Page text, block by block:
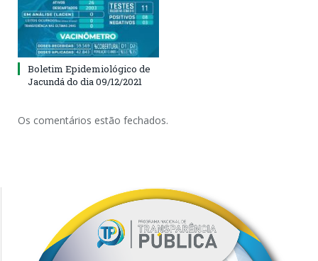
Boletim Epidemiológico de
Jacundá do dia 09/12/2021
Os comentários estão fechados.